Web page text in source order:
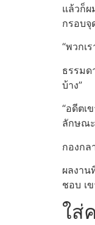
แล้วก็ผ
กรอบจุ
“พวกเ
ธรรมด
บ้าง”
“อดีตเ
ลักษณะ
กองกล
ผลงาน
ชอบ เ
ใส่